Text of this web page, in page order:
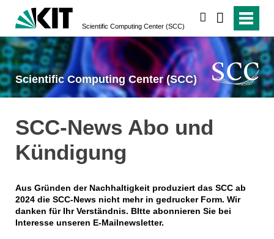
Scientific Computing Center (SCC)
Scientific Computing Center (SCC)
SCC-News Abo und
Kündigung
Aus Gründen der Nachhaltigkeit produziert das SCC ab
2024 die SCC-News nicht mehr in gedrucker Form. Wir
danken für Ihr Verständnis. BItte abonnieren Sie bei
Interesse unseren E-Mailnewsletter.